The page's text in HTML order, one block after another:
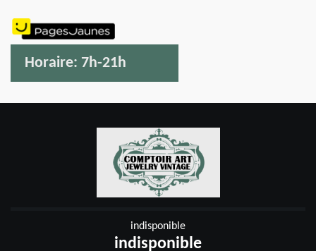
Horaire: 7h-21h
indisponible
indisponible